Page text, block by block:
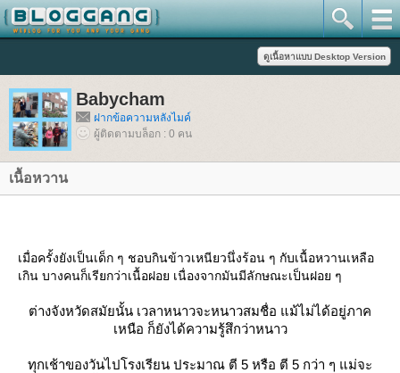
Babycham
ฝากข้อความหลังไมค์
ผู้ติดตามบล็อก : 0 คน
เนื้อหวาน
เมื่อครั้งยังเป็นเด็ก ๆ ชอบกินข้าวเหนียวนึ่งร้อน ๆ กับเนื้อหวานเหลือ
เกิน บางคนก็เรียกว่าเนื้อฝอย เนื่องจากมันมีลักษณะเป็นฝอย ๆ
ต่างจังหวัดสมัยนั้น เวลาหนาวจะหนาวสมชื่อ แม้ไม่ได้อยู่ภาค
เหนือ ก็ยังได้ความรู้สึกว่าหนาว
ทุกเช้าของวันไปโรงเรียน ประมาณ ตี 5 หรือ ตี 5 กว่า ๆ แม่จะ